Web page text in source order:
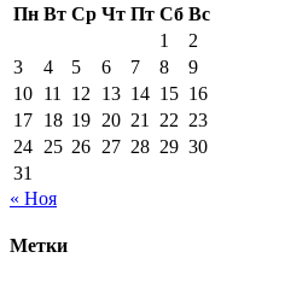
Пн Вт Ср Чт Пт Сб Вс
1
2
3
4 5 6 7 8
9
10 11 12 13 14 15 16
17 18 19 20 21 22 23
24 25 26 27 28 29 30
31
« Ноя
Метки